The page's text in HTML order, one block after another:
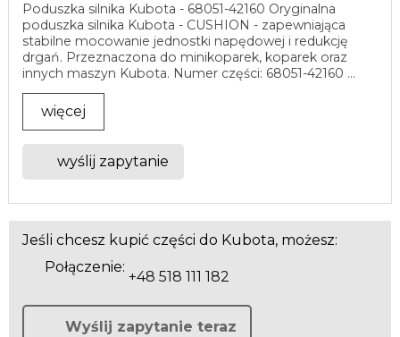
Poduszka silnika Kubota - 68051-42160 Oryginalna
poduszka silnika Kubota - CUSHION - zapewniająca
stabilne mocowanie jednostki napędowej i redukcję
drgań. Przeznaczona do minikoparek, koparek oraz
innych maszyn Kubota. Numer części: 68051-42160 ...
więcej
wyślij zapytanie
Jeśli chcesz kupić części do Kubota, możesz:
Połączenie:
+48 518 111 182
Wyślij zapytanie teraz